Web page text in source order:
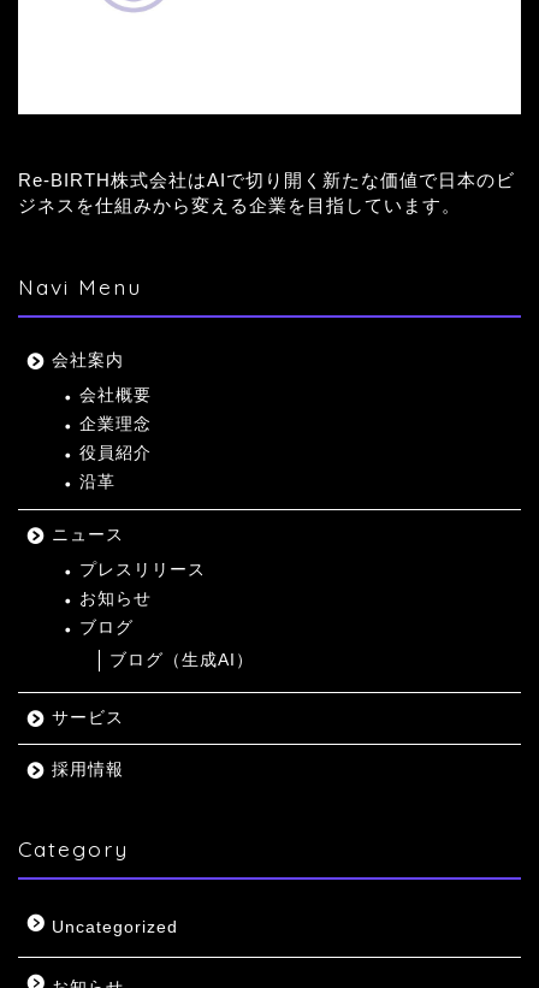
Re-BIRTH株式会社はAIで切り開く新たな価値で日本のビ
ジネスを仕組みから変える企業を目指しています。
Navi Menu
会社案内
会社概要
企業理念
役員紹介
沿革
ニュース
プレスリリース
お知らせ
ブログ
ブログ（生成AI）
サービス
採用情報
Category
Uncategorized